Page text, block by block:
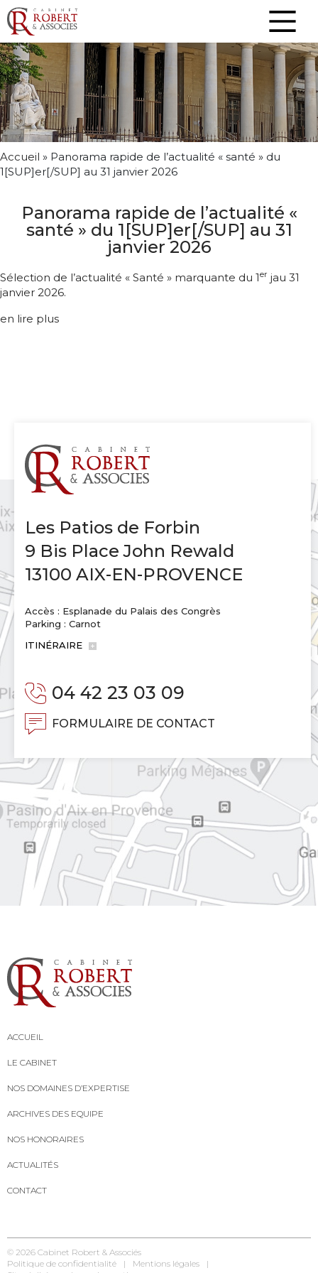
Accueil » Panorama rapide de l’actualité « santé » du
1[SUP]er[/SUP] au 31 janvier 2026
Panorama rapide de l’actualité «
santé » du 1[SUP]er[/SUP] au 31
janvier 2026
Sélection de l’actualité « Santé » marquante du 1er jau 31
janvier 2026.
en lire plus
Les Patios de Forbin
9 Bis Place John Rewald
13100 AIX-EN-PROVENCE
Accès : Esplanade du Palais des Congrès
Parking : Carnot
ITINÉRAIRE
04 42 23 03 09
FORMULAIRE DE CONTACT
ACCUEIL
LE CABINET
NOS DOMAINES D’EXPERTISE
ARCHIVES DES EQUIPE
NOS HONORAIRES
ACTUALITÉS
CONTACT
© 2026 Cabinet Robert & Associés
Politique de confidentialité
Mentions légales